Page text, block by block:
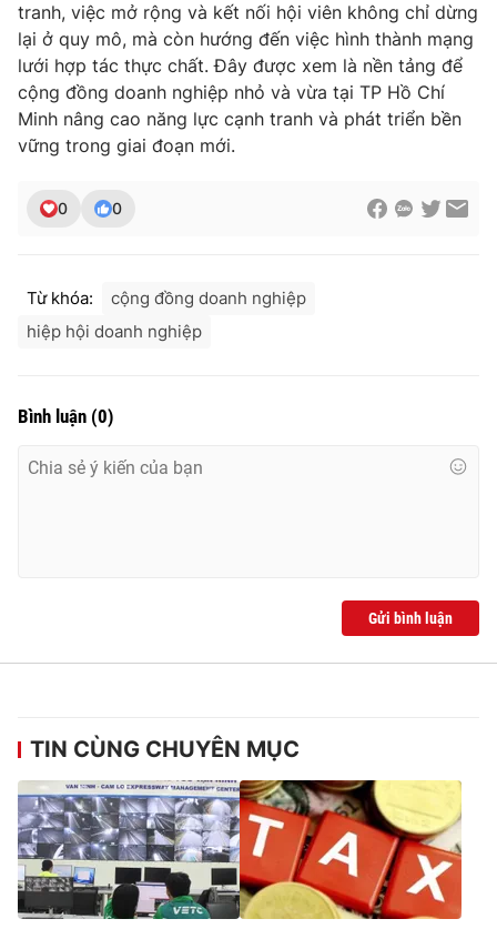
tranh, việc mở rộng và kết nối hội viên không chỉ dừng
lại ở quy mô, mà còn hướng đến việc hình thành mạng
lưới hợp tác thực chất. Đây được xem là nền tảng để
cộng đồng doanh nghiệp nhỏ và vừa tại TP Hồ Chí
Minh nâng cao năng lực cạnh tranh và phát triển bền
vững trong giai đoạn mới.
0 0
Từ khóa:
cộng đồng doanh nghiệp
hiệp hội doanh nghiệp
Bình luận (0)
Gửi bình luận
TIN CÙNG CHUYÊN MỤC